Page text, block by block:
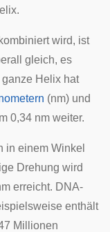
wird, ist
gleich, es
Helix hat
(nm) und
0,34 nm weiter.
in einem Winkel
Drehung wird
erreicht. DNA-
enthält
Millionen